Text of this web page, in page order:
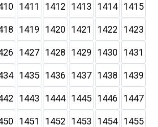
1411 1412 1413 1414 1415
1419 1420 1421 1422 1423
1427 1428 1429 1430 1431
1435 1436 1437 1438 1439
1443 1444 1445 1446 1447
1451 1452 1453 1454 1455